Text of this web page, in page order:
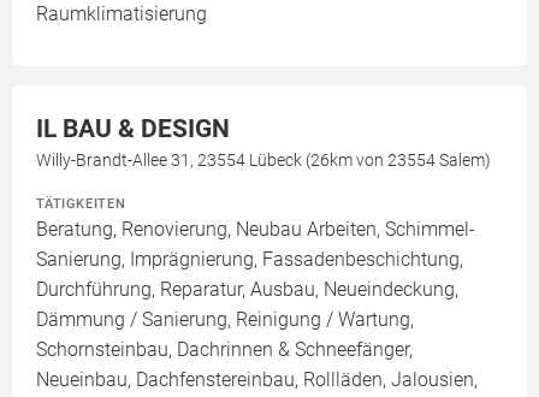
Raumklimatisierung
IL BAU & DESIGN
Willy-Brandt-Allee 31, 23554 Lübeck (26km von 23554 Salem)
TÄTIGKEITEN
Beratung, Renovierung, Neubau Arbeiten, Schimmel-
Sanierung, Imprägnierung, Fassadenbeschichtung,
Durchführung, Reparatur, Ausbau, Neueindeckung,
Dämmung / Sanierung, Reinigung / Wartung,
Schornsteinbau, Dachrinnen & Schneefänger,
Neueinbau, Dachfenstereinbau, Rollläden, Jalousien,